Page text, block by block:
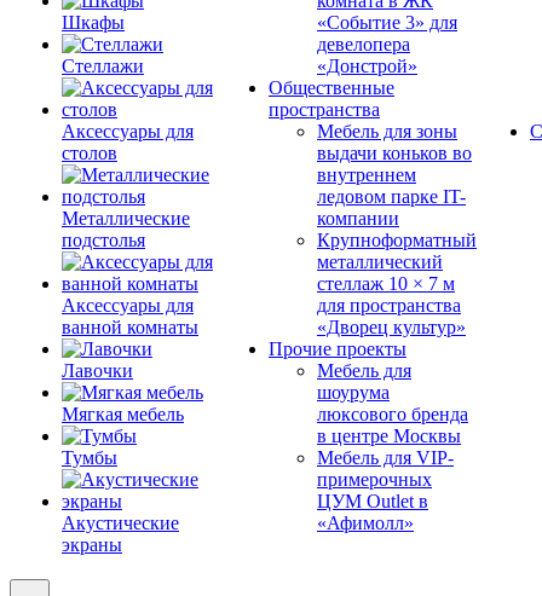
Шкафы
Стеллажи
Аксессуары для
столов
Металлические
подстолья
Аксессуары для
ванной комнаты
Лавочки
Мягкая мебель
Тумбы
Акустические
экраны
«Событие 3» для
девелопера
«Донстрой»
Общественные
пространства
Мебель для зоны
выдачи коньков во
внутреннем
ледовом парке IT-
компании
Крупноформатный
металлический
стеллаж 10 × 7 м
для пространства
«Дворец культур»
Прочие проекты
Мебель для
шоурума
люксового бренда
в центре Москвы
Мебель для VIP-
примерочных
ЦУМ Outlet в
«Афимолл»